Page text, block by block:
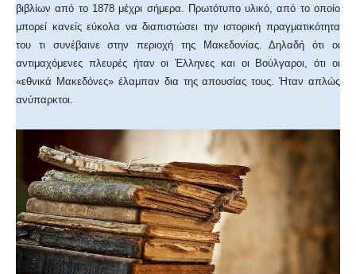
βιβλίων από το 1878 μέχρι σήμερα. Πρωτότυπο υλικό, από το οποίο
μπορεί κανείς εύκολα να διαπιστώσει την ιστορική πραγματικότητα
του τι συνέβαινε στην περιοχή της Μακεδονίας. Δηλαδή ότι οι
αντιμαχόμενες πλευρές ήταν οι Έλληνες και οι Βούλγαροι, ότι οι
«εθνικά Μακεδόνες» έλαμπαν δια της απουσίας τους. Ήταν απλώς
ανύπαρκτοι.